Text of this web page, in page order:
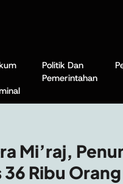
Politik Dan
Pemerintahan
Mi’raj,
Ribu Orang